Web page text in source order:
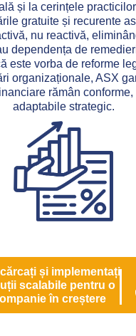
și la cerințele
gratuite și recurente
nu reactivă,
dependența de
este vorba de reforme
organizaționale, ASX
rămân
adaptabile strategic.
și implementați
scalabile pentru o
în creștere